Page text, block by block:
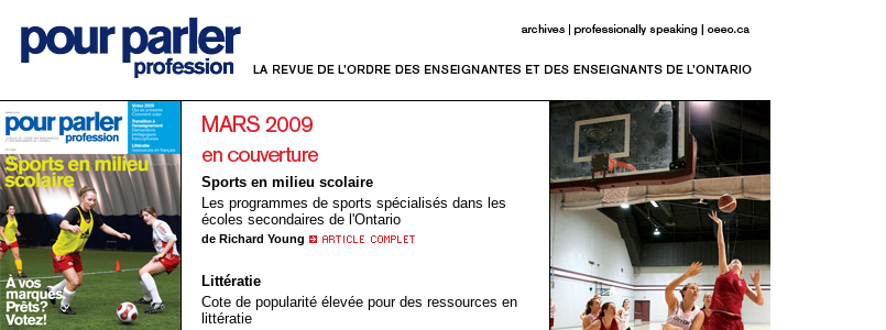
Sports en milieu scolaire
Les programmes de sports spécialisés dans les
écoles secondaires de l'Ontario
de Richard Young
Littératie
Cote de popularité élevée pour des ressources en
littératie